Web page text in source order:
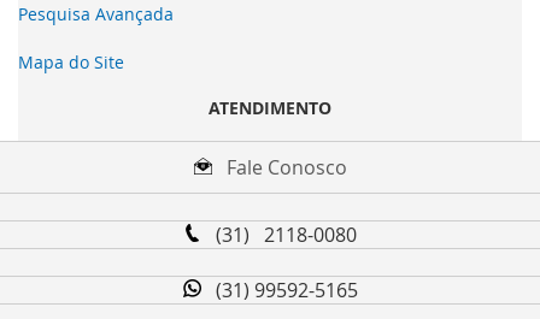
Pesquisa Avançada
Mapa do Site
ATENDIMENTO
Fale Conosco
(31) 2118-0080
(31) 99592-5165